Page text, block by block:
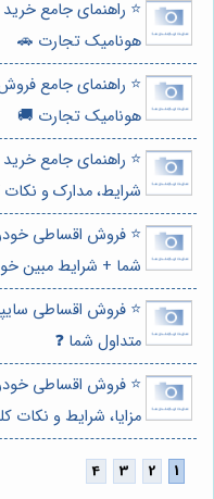
⭐️ راهنمای جامع
هونامیک تجارت 🚗
⭐️ راهنمای جامع
هونامیک تجارت 🚚
⭐️ راهنمای جامع
شرایط، مدارک و
⭐️ فروش اقساطی
شما + شرایط مبین
⭐️ فروش اقساطی
متداول شما ❓
⭐️ فروش اقساطی
مزایا، شرایط و نکات